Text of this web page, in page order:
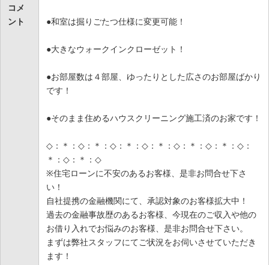
コメ
ント
●和室は掘りごたつ仕様に変更可能！
●大きなウォークインクローゼット！
●お部屋数は４部屋、ゆったりとした広さのお部屋ばかり
です！
●そのまま住めるハウスクリーニング施工済のお家です！
◇：＊：◇：＊：◇：＊：◇：＊：◇：＊：◇：＊：◇：
＊：◇：＊：◇
※住宅ローンに不安のあるお客様、是非お問合せ下さ
い！
自社提携の金融機関にて、承認対象のお客様拡大中！
過去の金融事故歴のあるお客様、今現在のご収入や他の
お借り入れでお悩みのお客様、是非お問合せ下さい。
まずは弊社スタッフにてご状況をお伺いさせていただき
ます！